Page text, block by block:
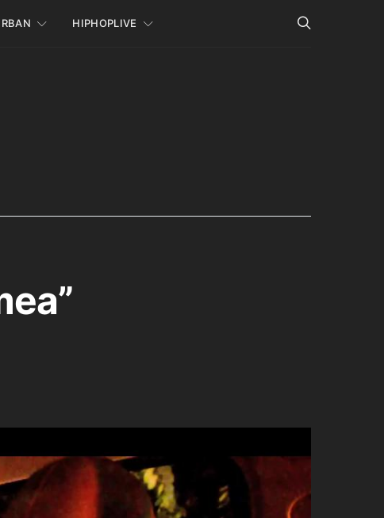
HIPHOPLIVE